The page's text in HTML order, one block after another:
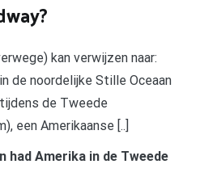
kan verwijzen naar:
de noordelijke Stille Oceaan
de Tweede
een Amerikaanse [..]
had Amerika in de Tweede